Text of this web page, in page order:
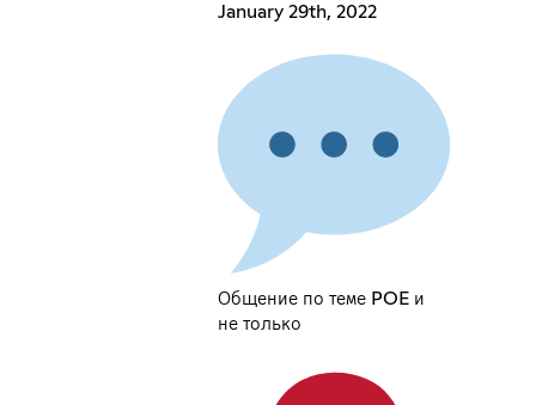
January 29th, 2022
Общение по теме POE и
не только